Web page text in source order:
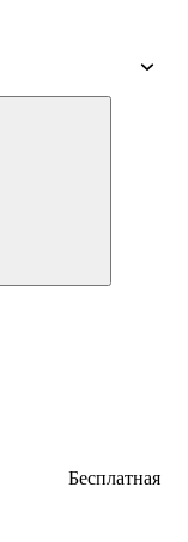
Бесплатная